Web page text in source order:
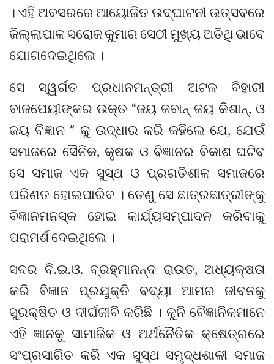
। ଏହି ଅବସରରେ ଆୟୋଜିତ ଉଦ୍‌ଘାଟନୀ ଉତ୍ସବରେ
ଜିଲ୍ଲାପାଳ ସରୋଜ କୁମାର ସେଠୀ ମୁଖ୍ୟ ଅତିଥି ଭାବେ
ଯୋଗଦେଇଥିଲେ ।
ସେ ସ୍ୱର୍ଗତ ପ୍ରଧାନମନ୍ତ୍ରୀ ଅଟଳ ବିହାରୀ
ବାଜପେୟୀଙ୍କର ଉକ୍ତ “ଜୟ ଜବାନ୍‌ ଜୟ କିଶାନ୍‌, ଓ
ଜୟ ବିଜ୍ଞାନ ” କୁ ଉଦ୍ଧାର କରି କହିଲେ ଯେ, ଯେଉଁ
ସମାଜରେ ସୈନିକ, କୃଷକ ଓ ବିଜ୍ଞାନର ବିକାଶ ଘଟିବ
ସେ ସମାଜ ଏକ ସୁସ୍ଥ ଓ ପ୍ରଗତିଶୀଳ ସମାଜରେ
ପରିଣତ ହୋଇପାରିବ । ତେଣୁ ସେ ଛାତ୍ରଛାତ୍ରୀଙ୍କୁ
ବିଜ୍ଞାନମନସ୍କ ହୋଇ କାର୍ଯ୍ୟସମ୍ପାଦନ କରିବାକୁ
ପରାମର୍ଶ ଦେଇଥିଲେ ।
ସଦର ବି.ଇ.ଓ. ବ୍ରହ୍ମାନନ୍ଦ ରାଉତ, ଅଧ୍ୟକ୍ଷତା
କରି ବିଜ୍ଞାନ ପ୍ରଯୁକ୍ତି ବଦ୍ୟା ଆମର ଜୀବନକୁ
ସୁରକ୍ଷିତ ଓ ଦୀର୍ଘଜୀବି କରିଛି । କୁନି ବୈଜ୍ଞାନିକମାନେ
ଏହି ଜ୍ଞାନକୁ ସାମାଜିକ ଓ ଅର୍ଥନୈତିକ କ୍ଷେତ୍ରରେ
ସଂପ୍ରସାରିତ କରି ଏକ ସୁସ୍ଥ ସମୃଦ୍ଧଶାଳୀ ସମାଜ